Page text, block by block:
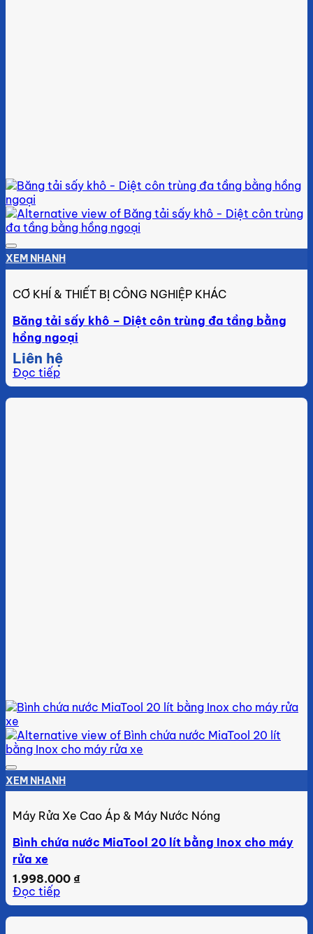
Add to wishlist
XEM NHANH
CƠ KHÍ & THIẾT BỊ CÔNG NGHIỆP KHÁC
Băng tải sấy khô – Diệt côn trùng đa tầng bằng
hồng ngoại
Liên hệ
Đọc tiếp
Add to wishlist
XEM NHANH
Máy Rửa Xe Cao Áp & Máy Nước Nóng
Bình chứa nước MiaTool 20 lít bằng Inox cho máy
rửa xe
1.998.000 ₫
Đọc tiếp